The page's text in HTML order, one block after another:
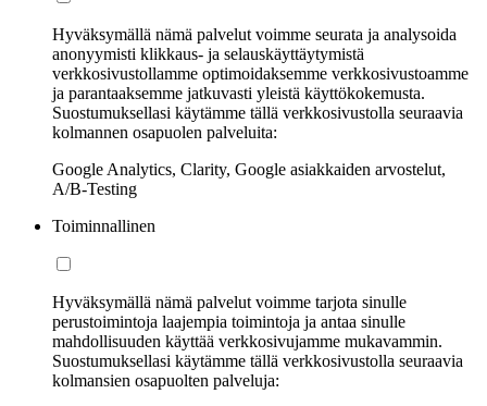
Hyväksymällä nämä palvelut voimme seurata ja analysoida
anonyymisti klikkaus- ja selauskäyttäytymistä
verkkosivustollamme optimoidaksemme verkkosivustoamme
ja parantaaksemme jatkuvasti yleistä käyttökokemusta.
Suostumuksellasi käytämme tällä verkkosivustolla seuraavia
kolmannen osapuolen palveluita:
Google Analytics, Clarity, Google asiakkaiden arvostelut,
A/B-Testing
Toiminnallinen
Hyväksymällä nämä palvelut voimme tarjota sinulle
perustoimintoja laajempia toimintoja ja antaa sinulle
mahdollisuuden käyttää verkkosivujamme mukavammin.
Suostumuksellasi käytämme tällä verkkosivustolla seuraavia
kolmansien osapuolten palveluja: